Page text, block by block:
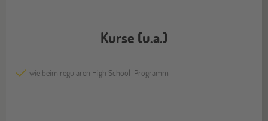
Kurse (u.a.)
wie beim regulären High School-Programm